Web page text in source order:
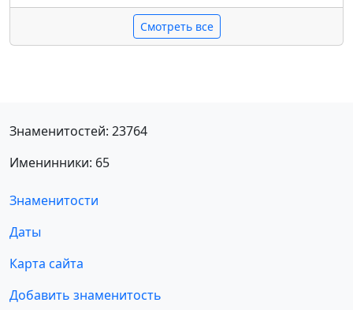
Смотреть все
Знаменитостей: 23764
Именинники: 65
Знаменитости
Даты
Карта сайта
Добавить знаменитость